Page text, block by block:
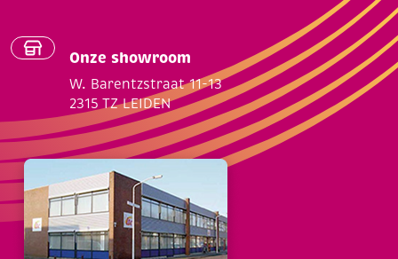
Onze showroom
W. Barentzstraat 11-13
2315 TZ LEIDEN